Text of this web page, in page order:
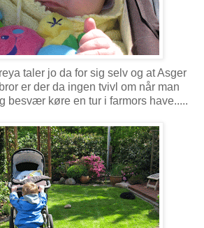
taler jo da for sig selv og at Asger
er der da ingen tvivl om når man
besvær køre en tur i farmors have.....